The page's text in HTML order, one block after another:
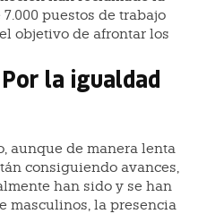
puestos de trabajo
objetivo de afrontar los
la igualdad
aunque de manera lenta
consiguiendo avances,
han sido y se han
masculinos, la presencia